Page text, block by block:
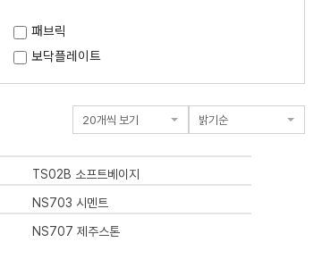
패브릭
보닥플레이트
TS02B 소프트베이지
NS703 시멘트
NS707 제주스톤